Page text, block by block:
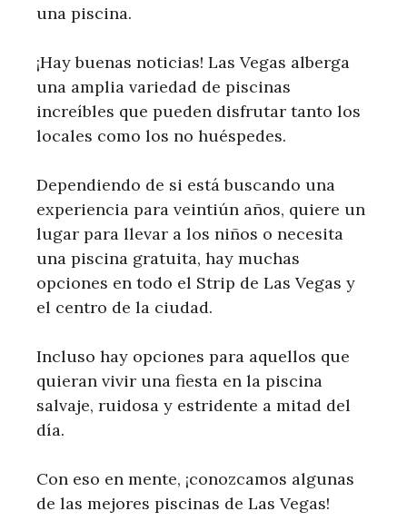
una piscina.
¡Hay buenas noticias! Las Vegas alberga
una amplia variedad de piscinas
increíbles que pueden disfrutar tanto los
locales como los no huéspedes.
Dependiendo de si está buscando una
experiencia para veintiún años, quiere un
lugar para llevar a los niños o necesita
una piscina gratuita, hay muchas
opciones en todo el Strip de Las Vegas y
el centro de la ciudad.
Incluso hay opciones para aquellos que
quieran vivir una fiesta en la piscina
salvaje, ruidosa y estridente a mitad del
día.
Con eso en mente, ¡conozcamos algunas
de las mejores piscinas de Las Vegas!